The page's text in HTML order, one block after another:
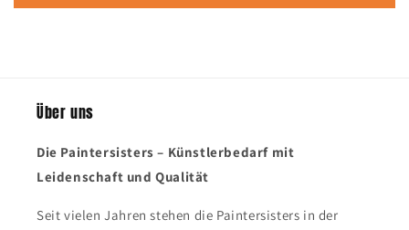
Über uns
Die Paintersisters – Künstlerbedarf mit
Leidenschaft und Qualität
Seit vielen Jahren stehen die Paintersisters in der